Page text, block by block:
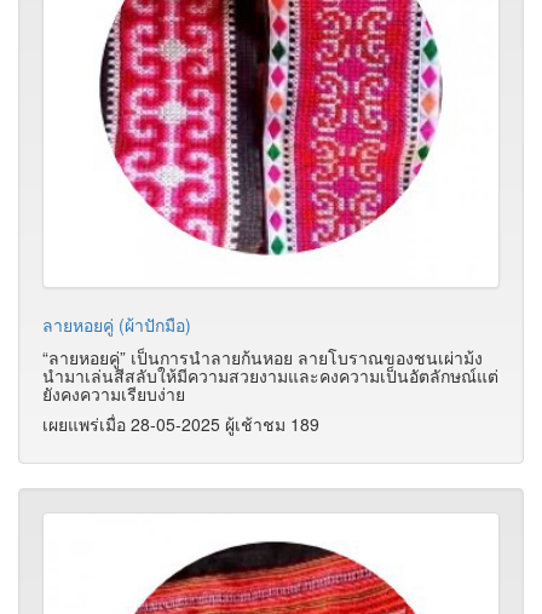
ลายหอยคู่ (ผ้าปักมือ)
“ลายหอยคู่” เป็นการนำลายก้นหอย ลายโบราณของชนเผ่าม้ง
นำมาเล่นสีสลับให้มีความสวยงามและคงความเป็นอัตลักษณ์แต่
ยังคงความเรียบง่าย
เผยแพร่เมื่อ 28-05-2025 ผู้เช้าชม 189